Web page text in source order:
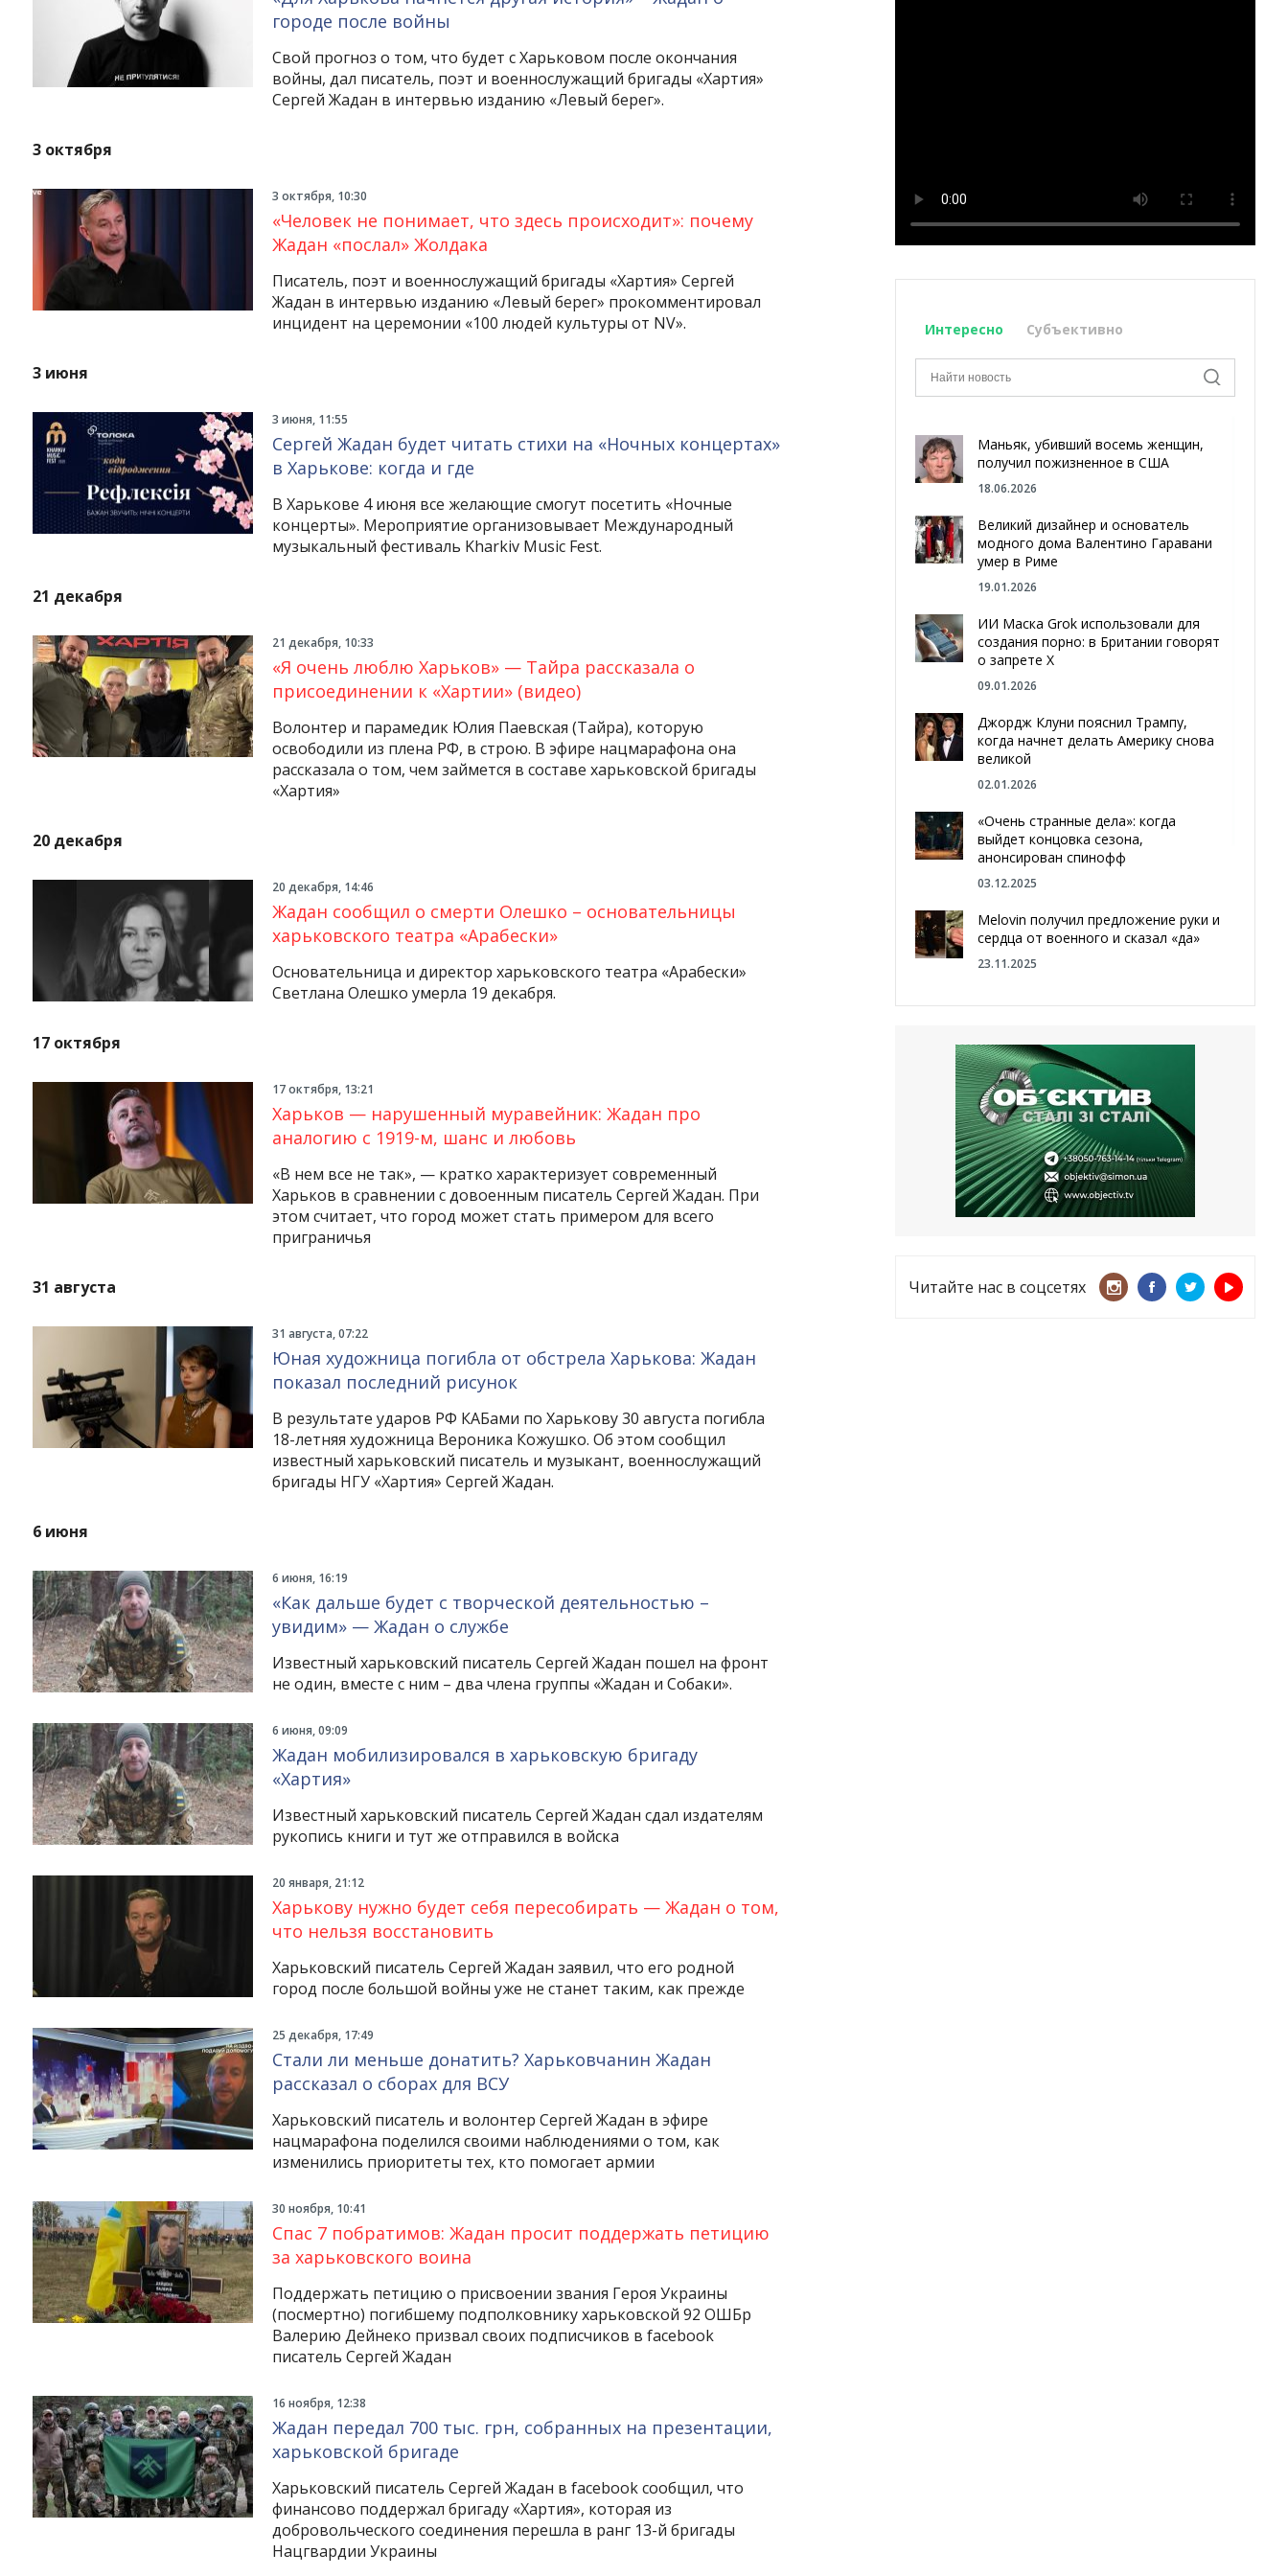
городе после войны
Свой прогноз о том, что будет с Харьковом после окончания
войны, дал писатель, поэт и военнослужащий бригады «Хартия»
Сергей Жадан в интервью изданию «Левый берег».
3 октября
3 октября, 10:30
«Человек не понимает, что здесь происходит»: почему
Жадан «послал» Жолдака
Писатель, поэт и военнослужащий бригады «Хартия» Сергей
Жадан в интервью изданию «Левый берег» прокомментировал
инцидент на церемонии «100 людей культуры от NV».
3 июня
3 июня, 11:55
Сергей Жадан будет читать стихи на «Ночных концертах»
в Харькове: когда и где
В Харькове 4 июня все желающие смогут посетить «Ночные
концерты». Мероприятие организовывает Международный
музыкальный фестиваль Kharkiv Music Fest.
21 декабря
21 декабря, 10:33
«Я очень люблю Харьков» — Тайра рассказала о
присоединении к «Хартии» (видео)
Волонтер и парамедик Юлия Паевская (Тайра), которую
освободили из плена РФ, в строю. В эфире нацмарафона она
рассказала о том, чем займется в составе харьковской бригады
«Хартия»
20 декабря
20 декабря, 14:46
Жадан сообщил о смерти Олешко – основательницы
харьковского театра «Арабески»
Основательница и директор харьковского театра «Арабески»
Светлана Олешко умерла 19 декабря.
17 октября
17 октября, 13:21
Харьков — нарушенный муравейник: Жадан про
аналогию с 1919-м, шанс и любовь
«В нем все не так», — кратко характеризует современный
Харьков в сравнении с довоенным писатель Сергей Жадан. При
этом считает, что город может стать примером для всего
приграничья
31 августа
31 августа, 07:22
Юная художница погибла от обстрела Харькова: Жадан
показал последний рисунок
В результате ударов РФ КАБами по Харькову 30 августа погибла
18-летняя художница Вероника Кожушко. Об этом сообщил
известный харьковский писатель и музыкант, военнослужащий
бригады НГУ «Хартия» Сергей Жадан.
6 июня
6 июня, 16:19
«Как дальше будет с творческой деятельностью –
увидим» — Жадан о службе
Известный харьковский писатель Сергей Жадан пошел на фронт
не один, вместе с ним – два члена группы «Жадан и Собаки».
6 июня, 09:09
Жадан мобилизировался в харьковскую бригаду
«Хартия»
Известный харьковский писатель Сергей Жадан сдал издателям
рукопись книги и тут же отправился в войска
20 января, 21:12
Харькову нужно будет себя пересобирать — Жадан о том,
что нельзя восстановить
Харьковский писатель Сергей Жадан заявил, что его родной
город после большой войны уже не станет таким, как прежде
25 декабря, 17:49
Стали ли меньше донатить? Харьковчанин Жадан
рассказал о сборах для ВСУ
Харьковский писатель и волонтер Сергей Жадан в эфире
нацмарафона поделился своими наблюдениями о том, как
изменились приоритеты тех, кто помогает армии
30 ноября, 10:41
Спас 7 побратимов: Жадан просит поддержать петицию
за харьковского воина
Поддержать петицию о присвоении звания Героя Украины
(посмертно) погибшему подполковнику харьковской 92 ОШБр
Валерию Дейнеко призвал своих подписчиков в facebook
писатель Сергей Жадан
16 ноября, 12:38
Жадан передал 700 тыс. грн, собранных на презентации,
харьковской бригаде
Харьковский писатель Сергей Жадан в facebook сообщил, что
финансово поддержал бригаду «Хартия», которая из
добровольческого соединения перешла в ранг 13-й бригады
Нацгвардии Украины
Интересно Субъективно
Маньяк, убивший восемь женщин,
получил пожизненное в США
18.06.2026
Великий дизайнер и основатель
модного дома Валентино Гаравани
умер в Риме
19.01.2026
ИИ Маска Grok использовали для
создания порно: в Британии говорят
о запрете Х
09.01.2026
Джордж Клуни пояснил Трампу,
когда начнет делать Америку снова
великой
02.01.2026
«Очень странные дела»: когда
выйдет концовка сезона,
анонсирован спинофф
03.12.2025
Melovin получил предложение руки и
сердца от военного и сказал «да»
23.11.2025
23.09.2025
Врачи назвали спрей для носа,
который поможет предотвратить
COVID-19 – CNN
12.09.2025
Читайте нас в соцсетях